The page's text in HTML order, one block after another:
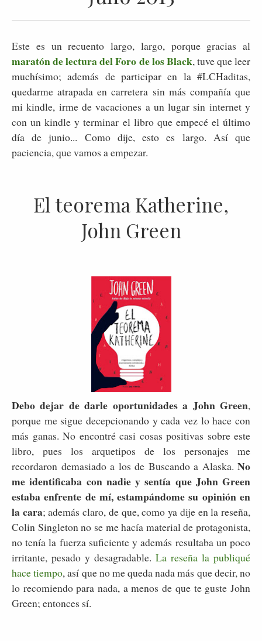
Este es un recuento largo, largo, porque gracias al
maratón de lectura del Foro de los Black, tuve que leer
muchísimo; además de participar en la #LCHaditas,
quedarme atrapada en carretera sin más compañía que
mi kindle, irme de vacaciones a un lugar sin internet y
con un kindle y terminar el libro que empecé el último
día de junio... Como dije, esto es largo. Así que
paciencia, que vamos a empezar.
El teorema Katherine,
John Green
Debo dejar de darle oportunidades a John Green,
porque me sigue decepcionando y cada vez lo hace con
más ganas. No encontré casi cosas positivas sobre este
libro, pues los arquetipos de los personajes me
recordaron demasiado a los de Buscando a Alaska. No
me identificaba con nadie y sentía que John Green
estaba enfrente de mí, estampándome su opinión en
la cara; además claro, de que, como ya dije en la reseña,
Colin Singleton no se me hacía material de protagonista,
no tenía la fuerza suficiente y además resultaba un poco
irritante, pesado y desagradable. La reseña la publiqué
hace tiempo, así que no me queda nada más que decir, no
lo recomiendo para nada, a menos de que te guste John
Green; entonces sí.